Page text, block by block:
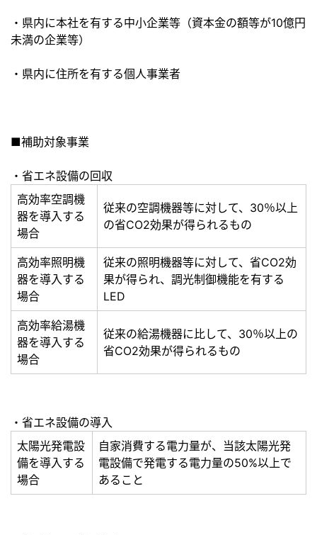
・県内に本社を有する中小企業等（資本金の額等が10億円
未満の企業等）
・県内に住所を有する個人事業者
■補助対象事業
・省エネ設備の回収
高効率空調機
器を導入する
場合
従来の空調機器等に対して、30％以上
の省CO2効果が得られるもの
高効率照明機
器を導入する
場合
従来の照明機器等に対して、省CO2効
果が得られ、調光制御機能を有する
LED
高効率給湯機
器を導入する
場合
従来の給湯機器に比して、30％以上の
省CO2効果が得られるもの
・省エネ設備の導入
太陽光発電設
備を導入する
場合
自家消費する電力量が、当該太陽光発
電設備で発電する電力量の50%以上で
あること